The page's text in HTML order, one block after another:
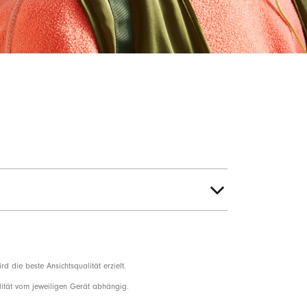
die beste Ansichtsqualität erzielt.
vom jeweiligen Gerät abhängig.